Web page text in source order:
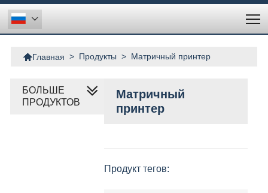

Главная > Продукты > Матричный принтер
Матричный
принтер
Продукт тегов:
БОЛЬШЕ
ПРОДУКТОВ